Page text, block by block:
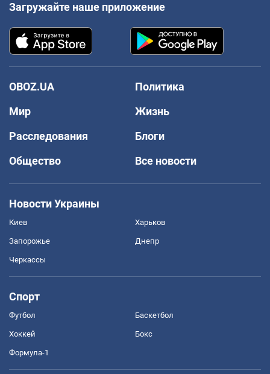
Загружайте наше приложение
OBOZ.UA
Политика
Мир
Жизнь
Расследования
Блоги
Общество
Все новости
Новости Украины
Киев Харьков
Запорожье Днепр
Черкассы
Спорт
Футбол Баскетбол
Хоккей Бокс
Формула-1